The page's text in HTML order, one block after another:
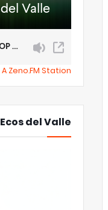
A Zeno.FM Station
Ecos del Valle